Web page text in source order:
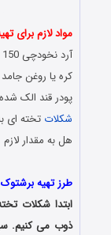
مواد لازم برای
آرد نخودچی 150 گرم
کره یا روغن جامد 90
پودر قند الک شده 70
شکلات تخته ای
هل به مقدار لازم
طرز تهیه
ابتدا شکلات
ذوب می کنیم.